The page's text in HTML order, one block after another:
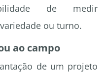
de medir
ou turno.
ao campo
de um projeto